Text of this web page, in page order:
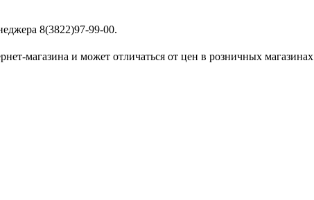
8(3822)97-99-00.
магазина и может отличаться от цен в розничных магазинах